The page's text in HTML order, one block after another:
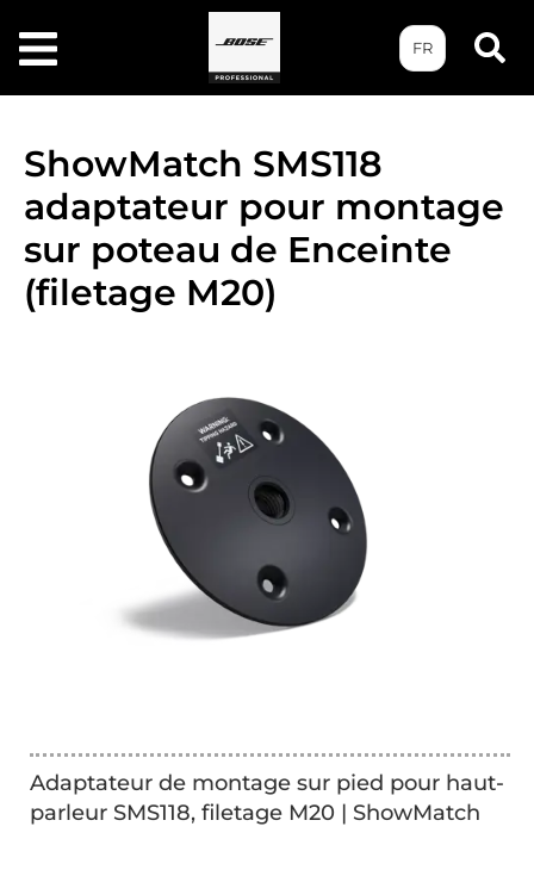
FR
ShowMatch SMS118
adaptateur pour montage
sur poteau de Enceinte
(filetage M20)
Adaptateur de montage sur pied pour haut-
parleur SMS118, filetage M20 | ShowMatch